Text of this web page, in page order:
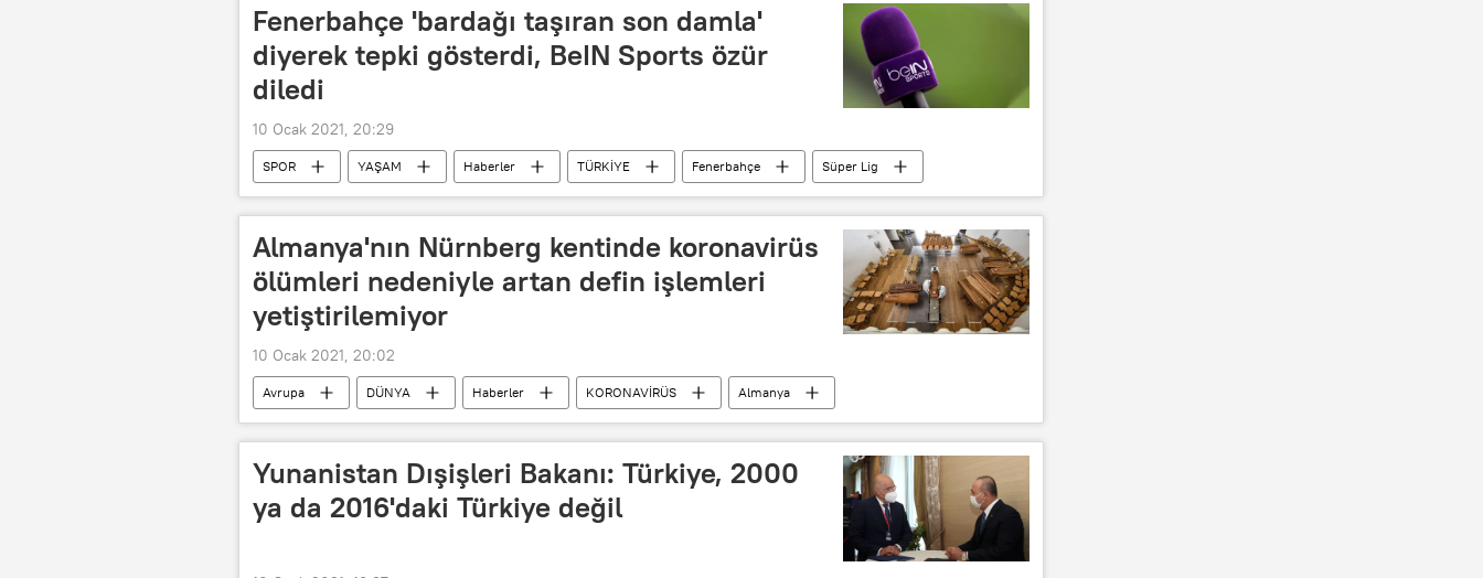
Fenerbahçe 'bardağı taşıran son damla'
diyerek tepki gösterdi, BeIN Sports özür
diledi
10 Ocak 2021, 20:29
SPOR YAŞAM Haberler TÜRKİYE Fenerbahçe
Süper Lig
Fatih Karagümrük Spor
Konyaspor beINSPORTS
Almanya'nın Nürnberg kentinde koronavirüs
ölümleri nedeniyle artan defin işlemleri
yetiştirilemiyor
10 Ocak 2021, 20:02
Avrupa DÜNYA Haberler KORONAVİRÜS
Almanya
Nürnberg
Koronavirüs Cenaze defin
Yunanistan Dışişleri Bakanı: Türkiye, 2000
ya da 2016'daki Türkiye değil